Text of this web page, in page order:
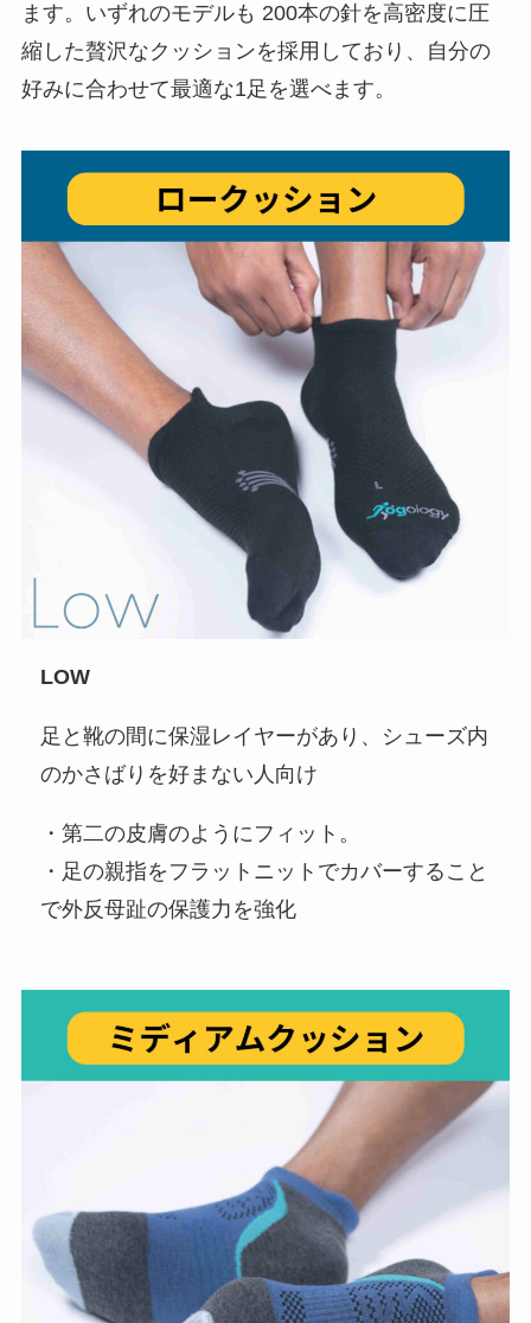
ます。いずれのモデルも 200本の針を高密度に圧
縮した贅沢なクッションを採用しており、自分の
好みに合わせて最適な1足を選べます。
LOW
足と靴の間に保湿レイヤーがあり、シューズ内
のかさばりを好まない人向け
・第二の皮膚のようにフィット。
・足の親指をフラットニットでカバーすること
で外反母趾の保護力を強化